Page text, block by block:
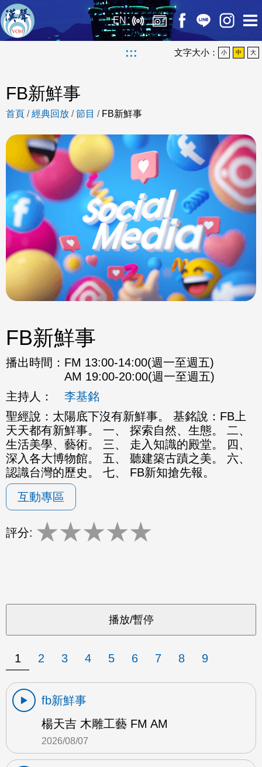
EN
::: 文字大小： 小 中 大
FB新鮮事
首頁 /經典回放 /節目 / FB新鮮事
FB新鮮事
播出時間： FM 13:00-14:00(週一至週五)
AM 19:00-20:00(週一至週五)
主持人：
李基銘
聖經說：太陽底下沒有新鮮事。 基銘說：FB上
天天都有新鮮事。 一、 探索自然、生態。 二、
生活美學、藝術。 三、 走入知識的殿堂。 四、
深入各大博物館。 五、 聽建築古蹟之美。 六、
認識台灣的歷史。 七、 FB新知搶先報。
互動專區
評分: ★★★★★
1 2 3 4 5 6 7 8 9
fb新鮮事
楊天吉 木雕工藝 FM AM
2026/08/07